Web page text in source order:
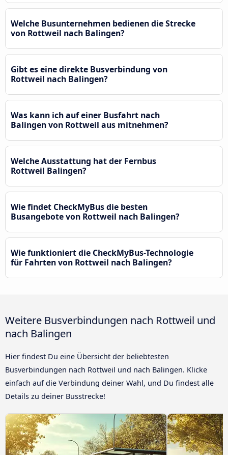
Welche Busunternehmen bedienen die Strecke
von Rottweil nach Balingen?
Gibt es eine direkte Busverbindung von
Rottweil nach Balingen?
Was kann ich auf einer Busfahrt nach
Balingen von Rottweil aus mitnehmen?
Welche Ausstattung hat der Fernbus
Rottweil Balingen?
Wie findet CheckMyBus die besten
Busangebote von Rottweil nach Balingen?
Wie funktioniert die CheckMyBus-Technologie
für Fahrten von Rottweil nach Balingen?
Weitere Busverbindungen nach Rottweil und
nach Balingen
Hier findest Du eine Übersicht der beliebtesten
Busverbindungen nach Rottweil und nach Balingen. Klicke
einfach auf die Verbindung deiner Wahl, und Du findest alle
Details zu deiner Busstrecke!